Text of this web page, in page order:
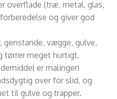
overflade (træ, metal, glas,
og giver god
genstande, vægge, gulve,
tørrer meget hurtigt.
er malingen
over for slid, og
til gulve og trapper.